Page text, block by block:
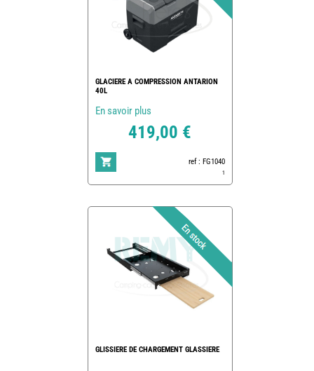
GLACIERE A COMPRESSION ANTARION
40L
En savoir plus
419,00 €
ref : FG1040
1
GLISSIERE DE CHARGEMENT GLASSIERE